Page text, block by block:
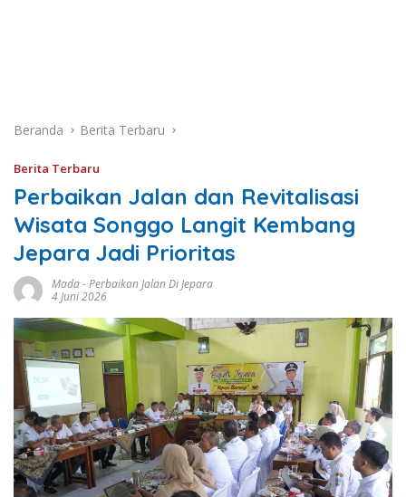
Beranda Berita Terbaru
Berita Terbaru
Perbaikan Jalan dan Revitalisasi
Wisata Songgo Langit Kembang
Jepara Jadi Prioritas
Mada-Perbaikan Jalan Di Jepara
4 Juni 2026